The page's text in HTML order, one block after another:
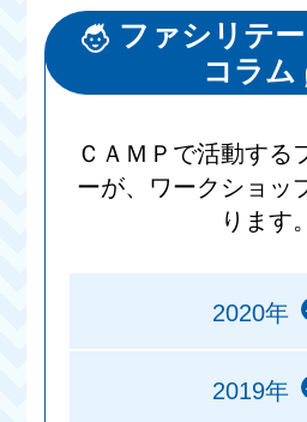
ファシリテ
コラム
ＣＡＭＰで活動する
ーが、ワークショッ
ります。
2020年
2019年